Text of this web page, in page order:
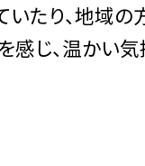
いたり、地域
感じ、温かい